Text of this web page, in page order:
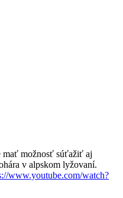
mať možnosť súťažiť aj
v alpskom lyžovaní.
www.youtube.com/watch?